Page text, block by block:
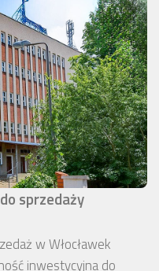
sprzedaży
w Włocławek
inwestycyjna do